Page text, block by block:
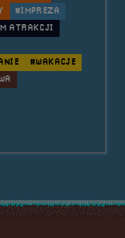
#IMPREZA
ATRAKCJI
#WAKACJE
Mobilna